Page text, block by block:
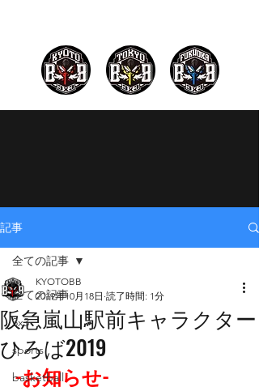
記事
全ての記事
3x3
sports
basketball
全ての記事
阪急嵐山駅前キャラクター
ひろば2019
KYOTOBB
2019年10月18日 読了時間: 1分
-お知らせ-